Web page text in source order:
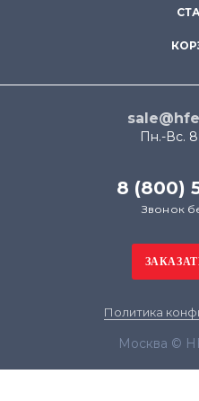
Пн.-Вс.
8 (800)
Звонок
Политика
Москва ©